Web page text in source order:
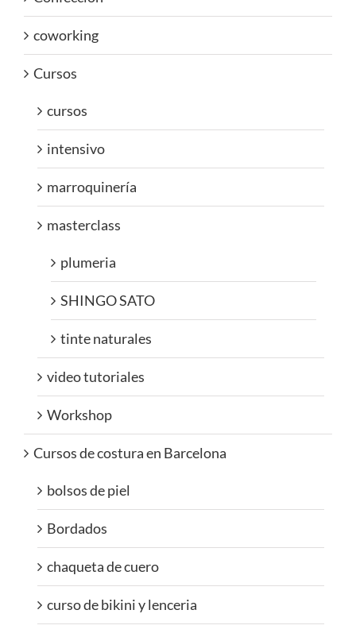
coworking
Cursos
cursos
intensivo
marroquinería
masterclass
plumeria
SHINGO SATO
tinte naturales
video tutoriales
Workshop
Cursos de costura en Barcelona
bolsos de piel
Bordados
chaqueta de cuero
curso de bikini y lenceria